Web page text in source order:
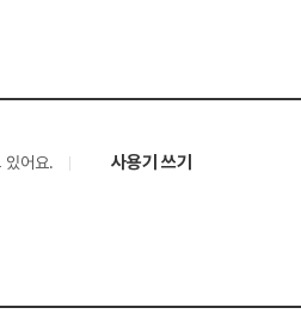
있어요. 사용기 쓰기